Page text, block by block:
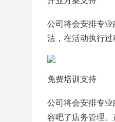
公司将会安排专
法，在活动执行过
免费培训支持
公司将会安排专
容吧了店务管理、